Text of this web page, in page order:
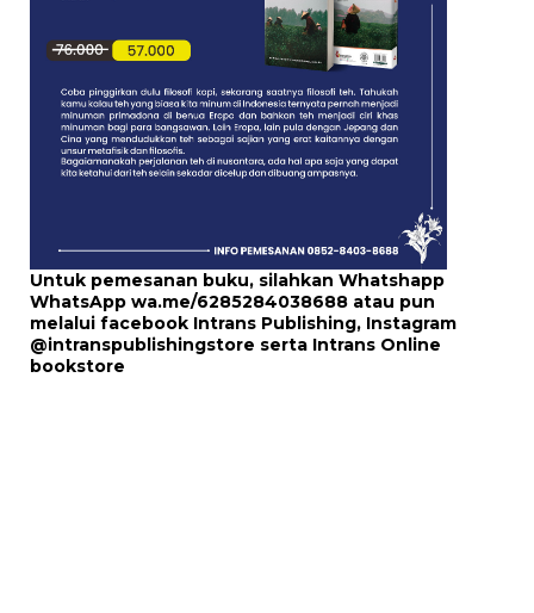
Untuk pemesanan buku, silahkan Whatshapp
WhatsApp wa.me/6285284038688 atau pun
melalui facebook Intrans Publishing, Instagram
@intranspublishingstore serta Intrans Online
bookstore